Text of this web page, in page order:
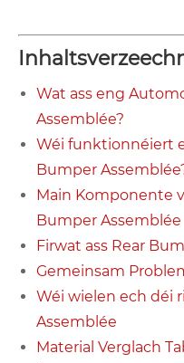
Wat ass eng
Assemblée?
Wéi funktionnéiert
Bumper
Main Komponente
Bumper Assemblée
Firwat ass Rear
Gemeinsam
Wéi wielen ech déi
Assemblée
Material Verglach